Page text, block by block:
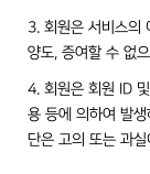
3. 회원은 서비스의
양도, 증여할 수 없
4. 회원은 회원 ID
용 등에 의하여 발
단은 고의 또는 과